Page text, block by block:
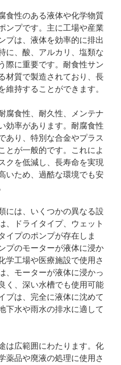
食性のある液体や化学物質
ンプです。主に工場や産業
プは、液体を効率的に排出
に、酸、アルカリ、塩類な
際に重要です。耐食性サン
材質で製造されており、長
持することができます。
腐食性、耐久性、メンテナ
効率があります。耐腐食性
あり、特別な合金やプラス
とが一般的です。これによ
クを低減し、長寿命を実現
いため、過酷な環境でも安
には、いくつかの異なる設
、ドライタイプ、ウェット
イプのポンプが存在しま
プのモーターが液体に浸か
学工場や医療施設で使用さ
、モーターが液体に浸かっ
く、深い水槽でも使用可能
プは、完全に液体に沈めて
下水や雨水の排水に適して
は広範囲にわたります。化
薬品や廃液の処理に使用さ